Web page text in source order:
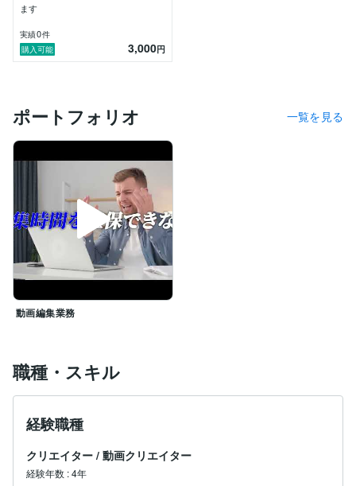
ます
実績0件
購入可能
3,000円
ポートフォリオ 一覧を見る
動画編集業務
職種・スキル
経験職種
クリエイター / 動画クリエイター
経験年数 :4年